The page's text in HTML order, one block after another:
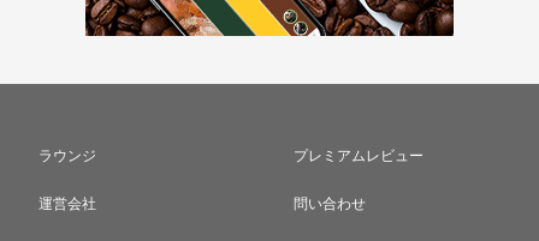
ラウンジ プレミアムレビュー
運営会社 問い合わせ